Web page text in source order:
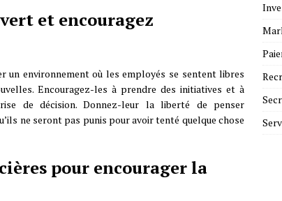
et encouragez
un environnement où les employés se sentent libres
Encouragez-les à prendre des initiatives et à
de décision. Donnez-leur la liberté de penser
ne seront pas punis pour avoir tenté quelque chose
pour encourager la